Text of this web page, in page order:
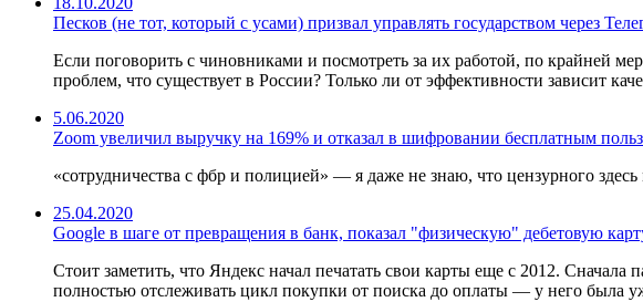
Песков (не тот, который с усами) призвал управлять государством через
Если поговорить с чиновниками и посмотреть за их работой, по крайней
проблем, что существует в России? Только ли от эффективности зависит
5.06.2020
Zoom увеличил выручку на 169% и отказал в шифровании бесплатным
«сотрудничества с фбр и полицией» — я даже не знаю, что цензурного
25.04.2020
Google в шаге от превращения в банк, показал "физическую" дебетовую
Стоит заметить, что Яндекс начал печатать свои карты еще с 2012.
полностью отслеживать цикл покупки от поиска до оплаты — у него была